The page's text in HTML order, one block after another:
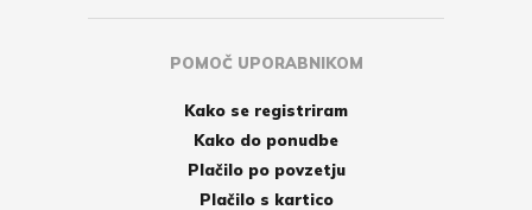
POMOČ UPORABNIKOM
Kako se registriram
Kako do ponudbe
Plačilo po povzetju
Plačilo s kartico